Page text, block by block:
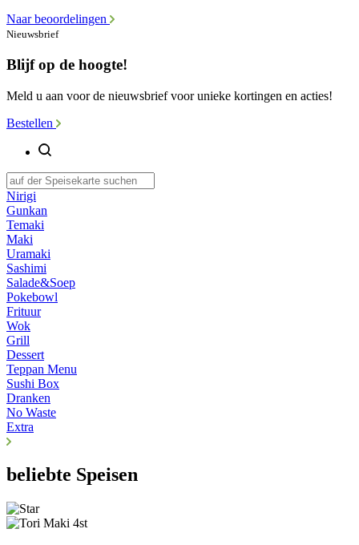
Naar beoordelingen
Nieuwsbrief
Blijf op de hoogte!
Meld u aan voor de nieuwsbrief voor unieke kortingen en acties!
Bestellen
Nirigi
Gunkan
Temaki
Maki
Uramaki
Sashimi
Salade&Soep
Pokebowl
Frituur
Wok
Grill
Dessert
Teppan Menu
Sushi Box
Dranken
No Waste
Extra
beliebte Speisen